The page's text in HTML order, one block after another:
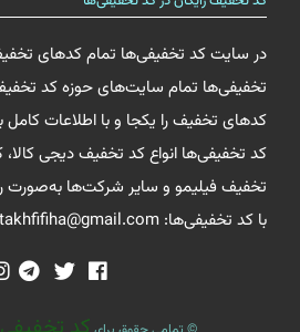
در سایت کد تخفیفی‌ها تمام کدهای تخفیف
تخفیفی‌ها تمام سایت‌های حوزه کد تخفیف
کدهای تخفیف را یکجا و با اطلاعات کامل
کد تخفیفی‌ها انواع کد تخفیف دیجی
تخفیف فیلیمو و سایر شرکت‌ها به‌صورت
با کد تخفیفی‌ها: codetakhfifiha@gmail.com